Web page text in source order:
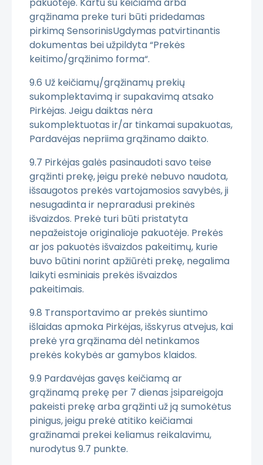
grąžinama preke turi būti pridedamas
pirkimą SensorinisUgdymas patvirtinantis
dokumentas bei užpildyta “Prekės
keitimo/grąžinimo forma“.
9.6 Už keičiamų/grąžinamų prekių
sukomplektavimą ir supakavimą atsako
Pirkėjas. Jeigu daiktas nėra
sukomplektuotas ir/ar tinkamai supakuotas,
Pardavėjas nepriima grąžinamo daikto.
9.7 Pirkėjas galės pasinaudoti savo teise
grąžinti prekę, jeigu prekė nebuvo naudota,
išsaugotos prekės vartojamosios savybės, ji
nesugadinta ir nepraradusi prekinės
išvaizdos. Prekė turi būti pristatyta
nepažeistoje originalioje pakuotėje. Prekės
ar jos pakuotės išvaizdos pakeitimų, kurie
buvo būtini norint apžiūrėti prekę, negalima
laikyti esminiais prekės išvaizdos
pakeitimais.
9.8 Transportavimo ar prekės siuntimo
išlaidas apmoka Pirkėjas, išskyrus atvejus, kai
prekė yra grąžinama dėl netinkamos
prekės kokybės ar gamybos klaidos.
9.9 Pardavėjas gavęs keičiamą ar
grąžinamą prekę per 7 dienas įsipareigoja
pakeisti prekę arba grąžinti už ją sumokėtus
pinigus, jeigu prekė atitiko keičiamai
gražinamai prekei keliamus reikalavimu,
nurodytus 9.7 punkte.